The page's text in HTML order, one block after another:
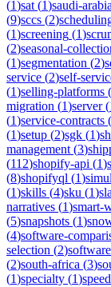
(1)sat (1)saudi-arabia
(9)sccs (2)
(1)screening (1)
(2)seasonal-
(1)segmentation (2)
service (2)self-
(1)selling-platforms (
migration (1)server(
(1)service-contracts (
(1)setup (2)sgk (1)
management (3)
(112)shopify-api (1)
(8)shopifyql (1)
(1)skills (4)sku (1)sla
narratives (1)smart-
(5)snapshots (1)
(4)software-
selection (2)
(2)south-africa (3)
(1)specialty (1)speed